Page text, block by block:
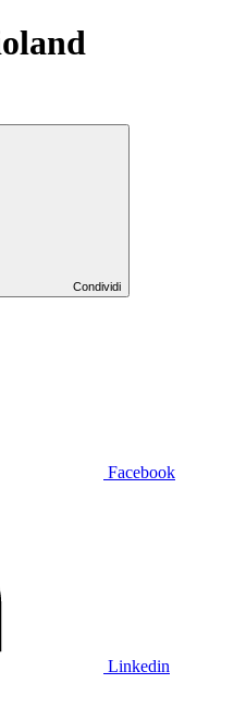
Condividi
Facebook
Linkedin